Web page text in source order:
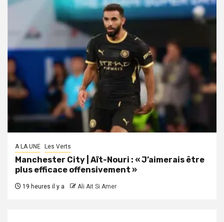
A LA UNE Les Verts
Manchester City | Aït-Nouri : « J’aimerais être
plus efficace offensivement »
19 heures il y a Ali Ait Si Amer